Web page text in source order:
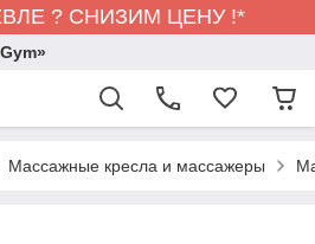
? СНИЗИМ ЦЕНУ !*
Массажные кресла и массажеры